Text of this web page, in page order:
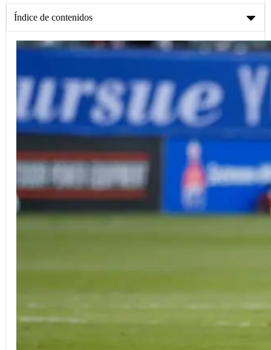
Índice de contenidos
Cómo ver la Leagues Cup 2026: La guía definitiva
Partidos de julio de 2024
Partidos de agosto de 2024
¿Por qué usar una VPN para ver la Leagues Cup 2024?
Pasos para ver la Leagues Cup 2024 con una VPN
Mejores VPNs para Ver la Leagues Cup 2024
Consejos para una Experiencia de Streaming Sin Problemas